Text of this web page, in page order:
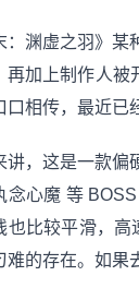
：渊虚之羽》
再加上制作人被
口相传，最近已
讲，这是一款偏
念心魔 等
也比较平滑，
难的存在。如果